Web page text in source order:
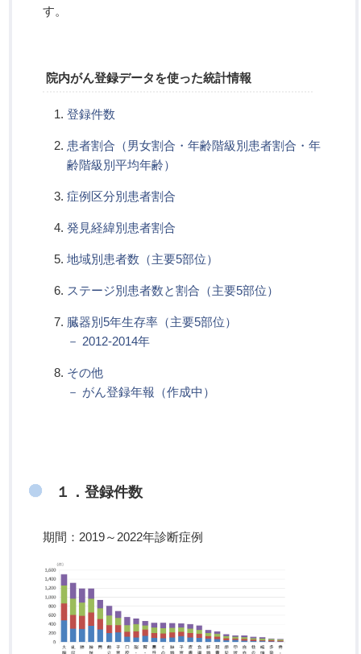
す。
院内がん登録データを使った統計情報
登録件数
患者割合（男女割合・年齢階級別患者割合・年
齢階級別平均年齢）
症例区分別患者割合
発見経緯別患者割合
地域別患者数（主要5部位）
ステージ別患者数と割合（主要5部位）
臓器別5年生存率（主要5部位）
－ 2012-2014年
その他
－ がん登録年報（作成中）
１．登録件数
期間：2019～2022年診断症例